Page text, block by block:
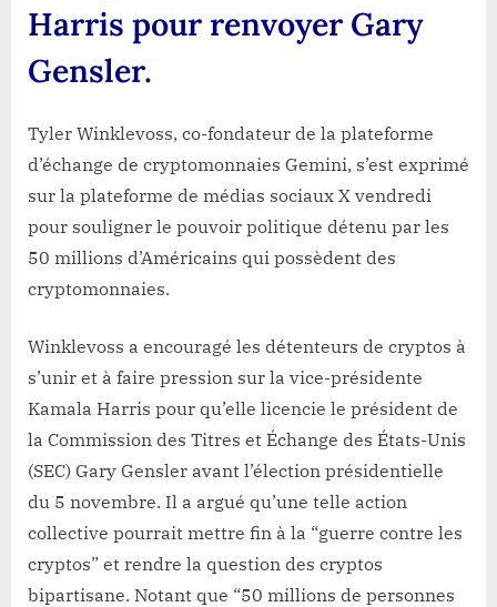
Harris pour renvoyer Gary
Gensler.
Tyler Winklevoss, co-fondateur de la plateforme
d’échange de cryptomonnaies Gemini, s’est exprimé
sur la plateforme de médias sociaux X vendredi
pour souligner le pouvoir politique détenu par les
50 millions d’Américains qui possèdent des
cryptomonnaies.
Winklevoss a encouragé les détenteurs de cryptos à
s’unir et à faire pression sur la vice-présidente
Kamala Harris pour qu’elle licencie le président de
la Commission des Titres et Échange des États-Unis
(SEC) Gary Gensler avant l’élection présidentielle
du 5 novembre. Il a argué qu’une telle action
collective pourrait mettre fin à la “guerre contre les
cryptos” et rendre la question des cryptos
bipartisane. Notant que “50 millions de personnes